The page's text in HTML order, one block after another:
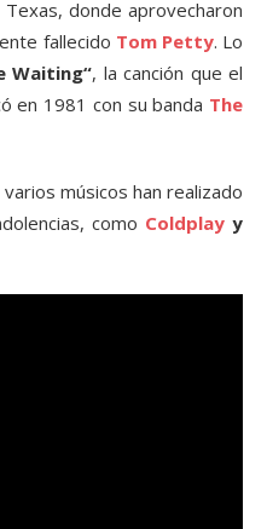
donde aprovecharon
fallecido Tom Petty. Lo
Waiting“, la canción que el
en 1981 con su banda The
varios músicos han realizado
como Coldplay y